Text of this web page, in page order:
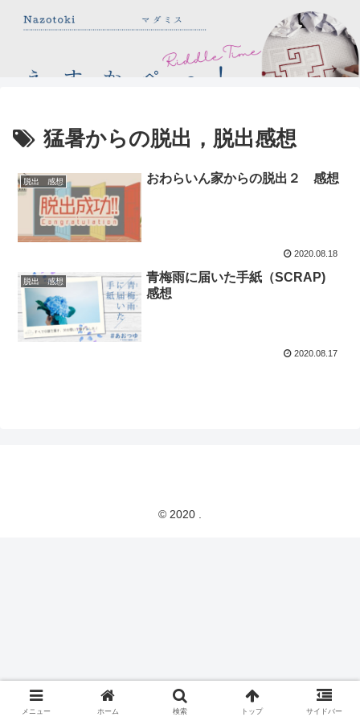
猛暑からの脱出，脱出感想
脱出 感想 おわらいん家からの脱出２ 感想
2020.08.18
脱出 感想
青梅雨に届いた手紙（SCRAP)
感想
2020.08.17
© 2020 .
メニュー ホーム 検索 トップ サイドバー